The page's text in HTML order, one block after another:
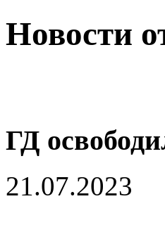
Новости
ГД
21.07.2023